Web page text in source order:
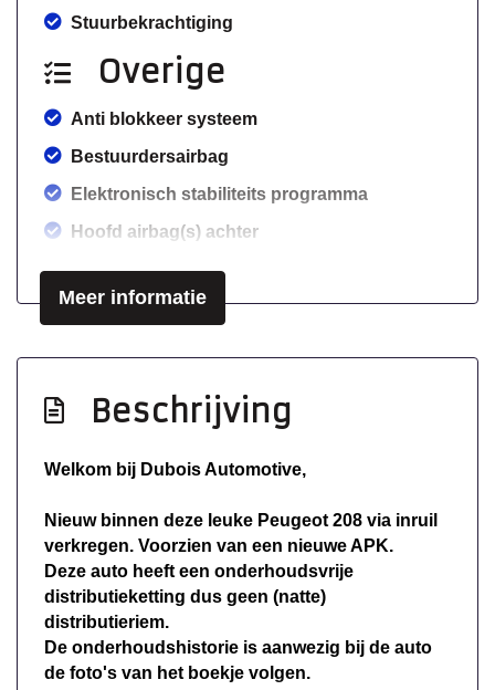
Stuurbekrachtiging
Overige
Anti blokkeer systeem
Bestuurdersairbag
Elektronisch stabiliteits programma
Hoofd airbag(s) achter
Hoofd airbag(s) voor
Passagiersairbag
Exterieur
Centrale vergrendeling met
Inklapbare buitenspiegels
Metaalkleur
Trekhaak
Meer informatie
Beschrijving
Welkom bij Dubois Automotive,
Nieuw binnen deze leuke Peugeot 208 via inruil
verkregen. Voorzien van een nieuwe APK.
Deze auto heeft een onderhoudsvrije
distributieketting dus geen (natte)
distributieriem.
De onderhoudshistorie is aanwezig bij de auto
de foto's van het boekje volgen.